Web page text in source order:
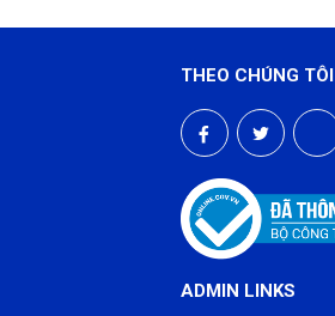
THEO CHÚNG TÔI
ADMIN LINKS